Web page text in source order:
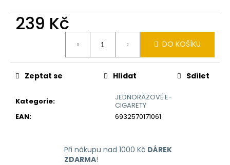
239 Kč
DO KOŠÍKU
Kategorie:
JEDNORÁZOVÉ E-
CIGARETY
EAN: 6932570171061
Zeptat se Hlídat Sdílet
Při nákupu nad 1000 Kč DÁREK
ZDARMA!
m
ARAMAX
MAX
STRAWBERRY
12MG
168
Kč